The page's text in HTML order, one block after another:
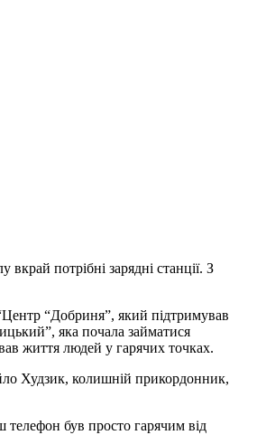
потрібні зарядні станції. З
“Добриня”, який підтримував
яка почала займатися
життя людей у гарячих точках.
Худзик, колишній прикордонник,
був просто гарячим від